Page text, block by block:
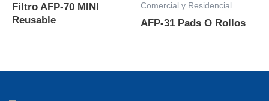
Filtro AFP-70 MINI
Reusable
Comercial y Residencial
AFP-31 Pads O Rollos